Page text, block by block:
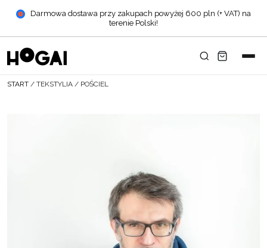
Darmowa dostawa przy zakupach powyżej 600 pln (+ VAT) na
terenie Polski!
START / TEKSTYLIA / POŚCIEL